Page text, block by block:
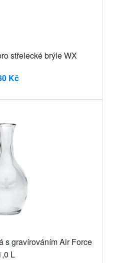
střelecké brýle WX
Kč
s gravírováním Air Force
L